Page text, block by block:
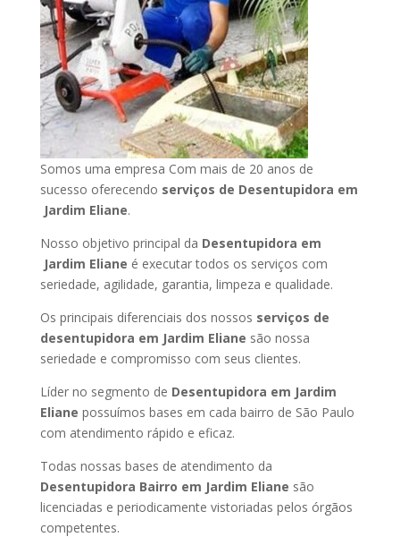
Somos uma empresa Com mais de 20 anos de
sucesso oferecendo serviços de Desentupidora em
Jardim Eliane.
Nosso objetivo principal da Desentupidora em
Jardim Eliane é executar todos os serviços com
seriedade, agilidade, garantia, limpeza e qualidade.
Os principais diferenciais dos nossos serviços de
desentupidora em Jardim Eliane são nossa
seriedade e compromisso com seus clientes.
Líder no segmento de Desentupidora em Jardim
Eliane possuímos bases em cada bairro de São Paulo
com atendimento rápido e eficaz.
Todas nossas bases de atendimento da
Desentupidora Bairro em Jardim Eliane são
licenciadas e periodicamente vistoriadas pelos órgãos
competentes.